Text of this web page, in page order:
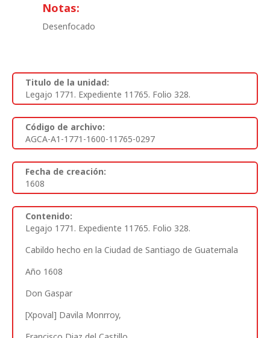
Notas:
Desenfocado
Titulo de la unidad:
Legajo 1771. Expediente 11765. Folio 328.
Código de archivo:
AGCA-A1-1771-1600-11765-0297
Fecha de creación:
1608
Contenido:
Legajo 1771. Expediente 11765. Folio 328.
Cabildo hecho en la Ciudad de Santiago de Guatemala
Año 1608
Don Gaspar
[Xpoval] Davila Monrroy,